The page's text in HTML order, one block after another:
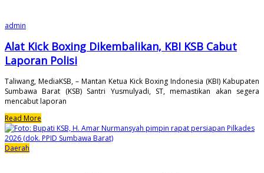
admin
Alat Kick Boxing Dikembalikan, KBI KSB Cabut
Laporan Polisi
Taliwang, MediaKSB, – Mantan Ketua Kick Boxing Indonesia (KBI) Kabupaten
Sumbawa Barat (KSB) Santri Yusmulyadi, ST, memastikan akan segera
mencabut laporan
Read More
Daerah